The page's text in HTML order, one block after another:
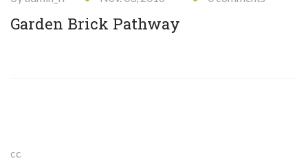
Garden Brick Pathway
cc